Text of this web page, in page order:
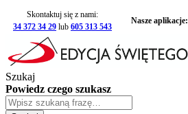
Skontaktuj się z nami:
34 372 34 29 lub 605 313 543
Nasze aplikacje:
Szukaj
Powiedz czego szukasz